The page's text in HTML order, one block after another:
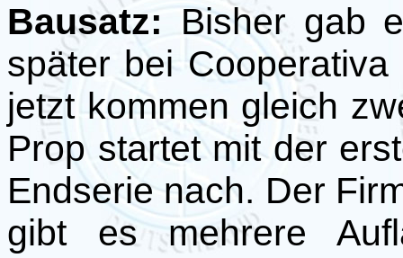
Bausatz: Bisher gab
später bei
jetzt kommen gleich
Prop startet mit der
Endserie nach. Der
gibt es mehrere